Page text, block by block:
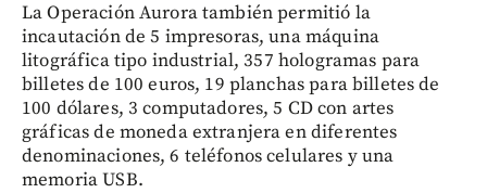
La Operación Aurora también permitió la
incautación de 5 impresoras, una máquina
litográfica tipo industrial, 357 hologramas para
billetes de 100 euros, 19 planchas para billetes de
100 dólares, 3 computadores, 5 CD con artes
gráficas de moneda extranjera en diferentes
denominaciones, 6 teléfonos celulares y una
memoria USB.